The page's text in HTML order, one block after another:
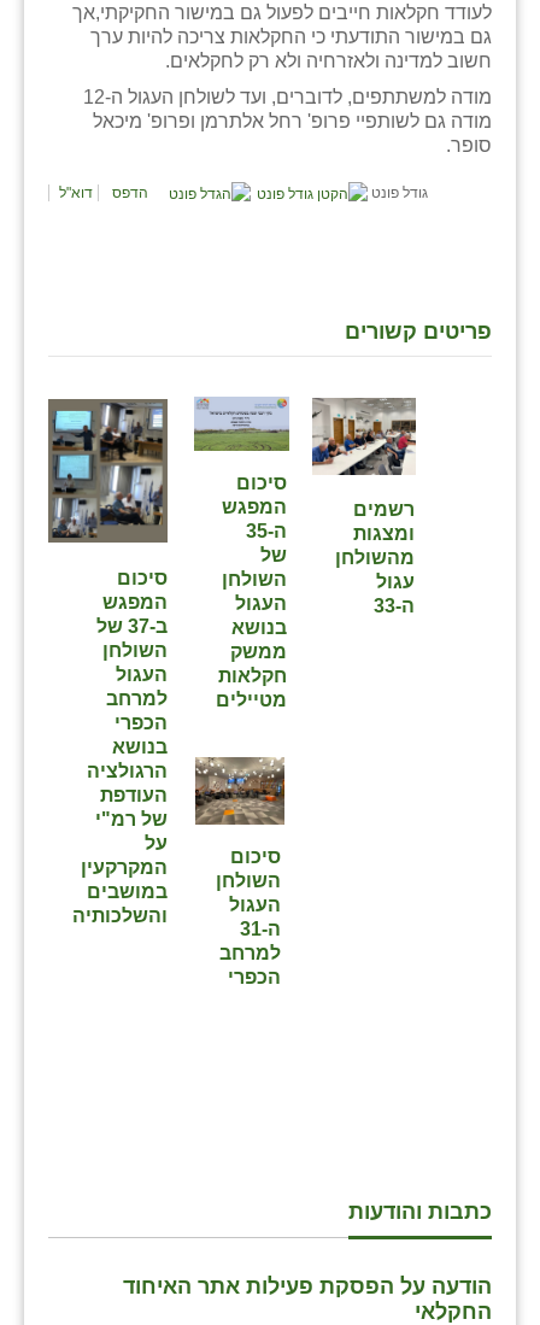
לעודד חקלאות חייבים לפעול גם במישור החקיקתי,אך
גם במישור התודעתי כי החקלאות צריכה להיות ערך
חשוב למדינה ולאזרחיה ולא רק לחקלאים.
מודה למשתתפים, לדוברים, ועד לשולחן העגול ה-12
מודה גם לשותפיי פרופ' רחל אלתרמן ופרופ' מיכאל
סופר.
גודל פונט הדפס דוא"ל
פריטים קשורים
סיכום
המפגש
ב-37 של
השולחן
העגול
למרחב
הכפרי
בנושא
הרגולציה
העודפת
של רמ"י
על
המקרקעין
במושבים
והשלכותיה
סיכום
המפגש
ה-35
של
השולחן
העגול
בנושא
ממשק
חקלאות
מטיילים
⁨רשמים
ומצגות
מהשולחן
עגול
ה-33⁩
סיכום
השולחן
העגול
ה-31
למרחב
הכפרי
כתבות והודעות
הודעה על הפסקת פעילות אתר האיחוד
החקלאי